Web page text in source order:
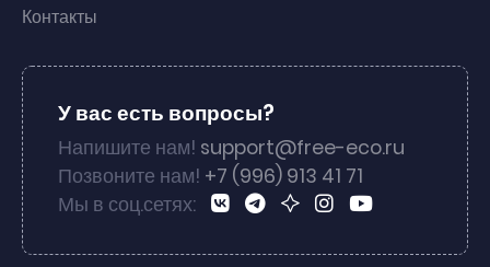
Контакты
У вас есть вопросы?
Напишите нам! support@free-eco.ru
Позвоните нам! +7 (996) 913 41 71
Мы в соц.сетях: